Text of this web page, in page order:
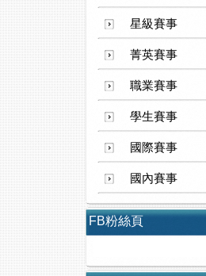
星級賽事
菁英賽事
職業賽事
學生賽事
國際賽事
國內賽事
FB粉絲頁